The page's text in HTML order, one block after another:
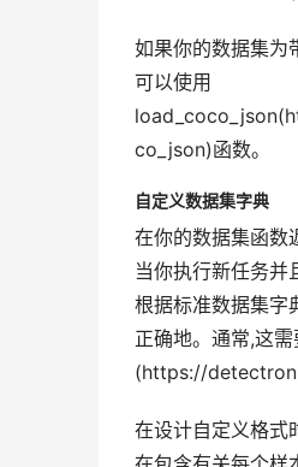
如果你的数据集为
可以使用
co_json)函数。
自定义数据集字典
在你的数据集函数
当你执行新任务并
根据标准数据集字
正确地。通常,这
(https://
在设计自定义格式